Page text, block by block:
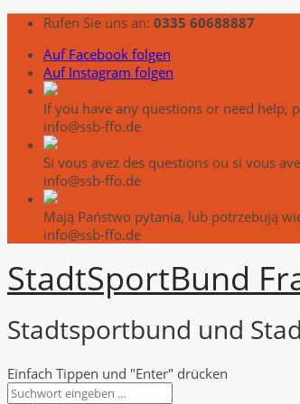
Rufen Sie uns an: 0335 60688887
Auf Facebook folgen
Auf Instagram folgen
If you have any questions or need help,
info@ssb-ffo.de
Si vous avez des questions ou si vous
info@ssb-ffo.de
Mają Państwo pytania, lub potrzebują
info@ssb-ffo.de
StadtSportBund
Stadtsportbund und
Einfach Tippen und "Enter" drücken